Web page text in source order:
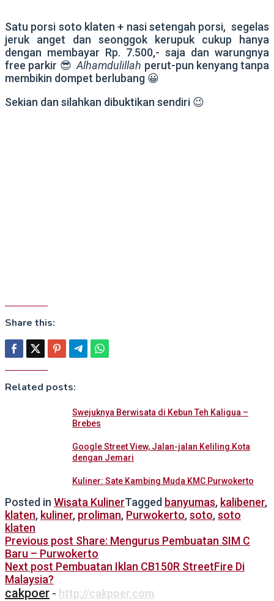
Satu porsi soto klaten + nasi setengah porsi, segelas
jeruk anget dan seonggok kerupuk cukup hanya
dengan membayar Rp. 7.500,- saja dan warungnya
free parkir 😎Alhamdulillah perut-pun kenyang tanpa
membikin dompet berlubang 😀
Sekian dan silahkan dibuktikan sendiri 😉
Share this:
Related posts:
Swejuknya Berwisata di Kebun Teh Kaligua –
Brebes
Google Street View, Jalan-jalan Keliling Kota
dengan Jemari
Kuliner: Sate Kambing Muda KMC Purwokerto
Posted in Wisata KulinerTagged banyumas, kalibener,
klaten, kuliner, proliman, Purwokerto,soto,soto
klaten
Post
navigation
Previous post Share: Mengurus Pembuatan SIM C
Baru – Purwokerto
Next post Pembuatan Iklan CB150R StreetFire Di
Malaysia?
cakpoer - http://cakpoer.com